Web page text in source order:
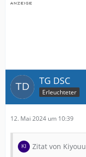
TG DSC
Erleuchteter
12. Mai 2024 um 10:39
Zitat von Kiyouu